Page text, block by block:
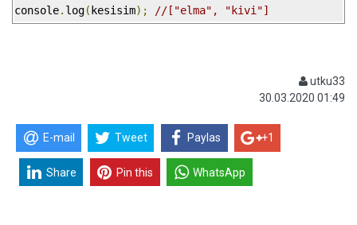
console. log( kesisim); //["elma", "kivi"]
utku33
30.03.2020 01:49
E-mail Tweet Paylas +1
Share Pin this WhatsApp